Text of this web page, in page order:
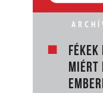
FÉKEK
MIÉRT